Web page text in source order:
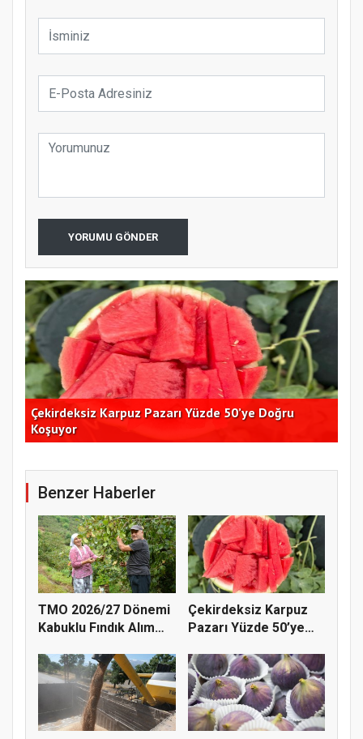
YORUMU GÖNDER
Çekirdeksiz Karpuz Pazarı Yüzde 50’ye Doğru
Koşuyor
Benzer Haberler
TMO 2026/27 Dönemi
Kabuklu Fındık Alım
Çekirdeksiz Karpuz
Pazarı Yüzde 50’ye